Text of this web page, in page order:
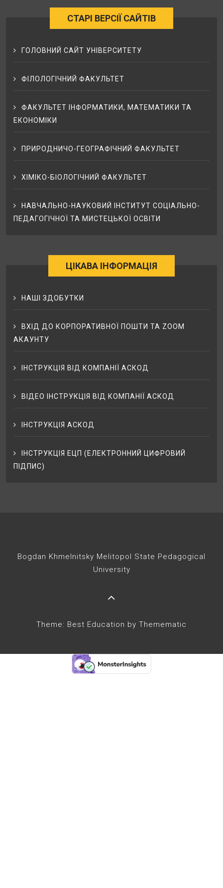
СТАРІ ВЕРСІЇ САЙТІВ
ГОЛОВНИЙ САЙТ УНІВЕРСИТЕТУ
ФІЛОЛОГІЧНИЙ ФАКУЛЬТЕТ
ФАКУЛЬТЕТ ІНФОРМАТИКИ, МАТЕМАТИКИ ТА
ЕКОНОМІКИ
ПРИРОДНИЧО-ГЕОГРАФІЧНИЙ ФАКУЛЬТЕТ
ХІМІКО-БІОЛОГІЧНИЙ ФАКУЛЬТЕТ
НАВЧАЛЬНО-НАУКОВИЙ ІНСТИТУТ СОЦІАЛЬНО-
ПЕДАГОГІЧНОЇ ТА МИСТЕЦЬКОЇ ОСВІТИ
ЦІКАВА ІНФОРМАЦІЯ
НАШІ ЗДОБУТКИ
ВХІД ДО КОРПОРАТИВНОЇ ПОШТИ ТА ZOOM
АКАУНТУ
ІНСТРУКЦІЯ ВІД КОМПАНІЇ АСКОД
ВІДЕО ІНСТРУКЦІЯ ВІД КОМПАНІЇ АСКОД
ІНСТРУКЦІЯ АСКОД
ІНСТРУКЦІЯ ЕЦП (ЕЛЕКТРОННИЙ ЦИФРОВИЙ
ПІДПИС)
Bogdan Khmelnitsky Melitopol State Pedagogical
University
Theme: Best Education by Themematic